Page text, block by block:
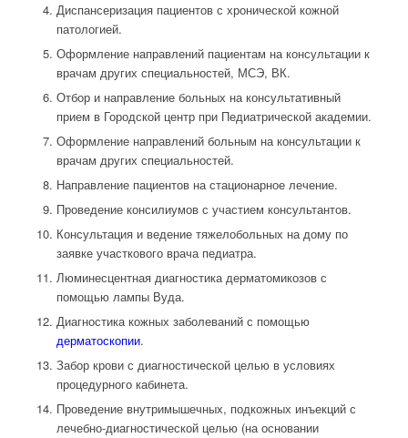
Диспансеризация пациентов с хронической кожной
патологией.
Оформление направлений пациентам на консультации к
врачам других специальностей, МСЭ, ВК.
Отбор и направление больных на консультативный
прием в Городской центр при Педиатрической академии.
Оформление направлений больным на консультации к
врачам других специальностей.
Направление пациентов на стационарное лечение.
Проведение консилиумов с участием консультантов.
Консультация и ведение тяжелобольных на дому по
заявке участкового врача педиатра.
Люминесцентная диагностика дерматомикозов с
помощью лампы Вуда.
Диагностика кожных заболеваний с помощью
дерматоскопии.
Забор крови с диагностической целью в условиях
процедурного кабинета.
Проведение внутримышечных, подкожных инъекций с
лечебно-диагностической целью (на основании